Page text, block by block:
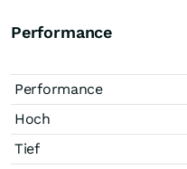
Performance
Performance
Hoch
Tief